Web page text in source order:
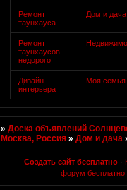
Ремонт
таунхауса
Дом и дача
Ремонт
таунхаусов
недорого
Дизайн
интерьера
Моя семья
»Доска объявлений
Москва, Россия »Дом и дача
Создать сайт бесплатно ·
форум бесплатно